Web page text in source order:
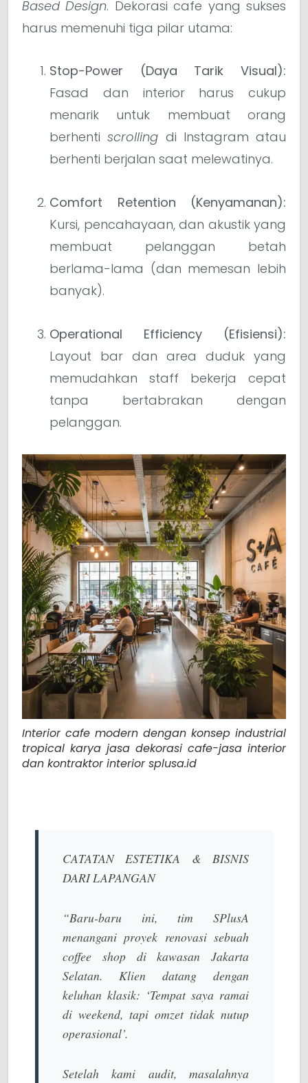
Based Design. Dekorasi cafe yang sukses
harus memenuhi tiga pilar utama:
Stop-Power (Daya Tarik Visual):
Fasad dan interior harus cukup
menarik untuk membuat orang
berhentiscrolling di Instagram atau
berhenti berjalan saat melewatinya.
Comfort Retention (Kenyamanan):
Kursi, pencahayaan, dan akustik yang
membuat pelanggan betah
berlama-lama (dan memesan lebih
banyak).
Operational Efficiency (Efisiensi):
Layout bar dan area duduk yang
memudahkan staff bekerja cepat
tanpa bertabrakan dengan
pelanggan.
Interior cafe modern dengan konsep industrial
tropical karya jasa dekorasi cafe-jasa interior
dan kontraktor interior splusa.id
CATATAN ESTETIKA & BISNIS
DARI LAPANGAN
“Baru-baru ini, tim SPlusA
menangani proyek renovasi sebuah
coffee shop di kawasan Jakarta
Selatan. Klien datang dengan
keluhan klasik: ‘Tempat saya ramai
di weekend, tapi omzet tidak nutup
operasional’.
Setelah kami audit, masalahnya